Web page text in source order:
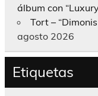
álbum con
Tort –
agosto 2026
Etiquetas